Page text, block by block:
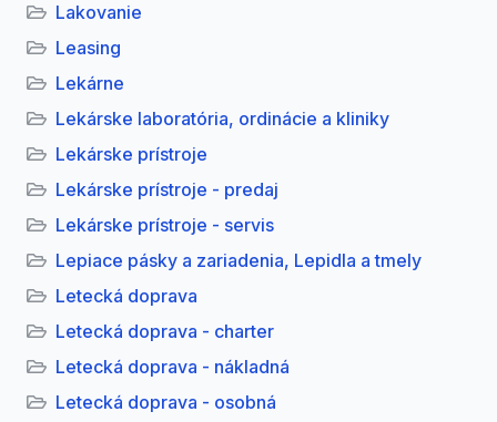
Lakovanie
Leasing
Lekárne
Lekárske laboratória, ordinácie a kliniky
Lekárske prístroje
Lekárske prístroje - predaj
Lekárske prístroje - servis
Lepiace pásky a zariadenia, Lepidla a tmely
Letecká doprava
Letecká doprava - charter
Letecká doprava - nákladná
Letecká doprava - osobná